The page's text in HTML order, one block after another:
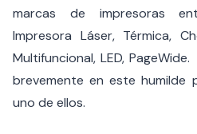
marcas de impresoras
Impresora Láser, Térmica,
Multifuncional, LED,
brevemente en este
uno de ellos.